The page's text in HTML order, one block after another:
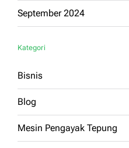
September 2024
Kategori
Bisnis
Blog
Mesin Pengayak Tepung